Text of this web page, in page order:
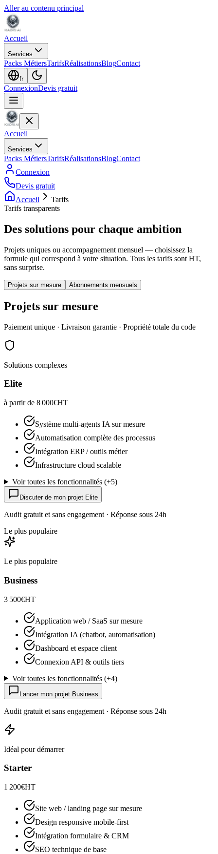
Aller au contenu principal
Accueil
Services
Packs MétiersTarifsRéalisationsBlogContact
fr
ConnexionDevis gratuit
Accueil
Services
Packs MétiersTarifsRéalisationsBlogContact
Connexion
Devis gratuit
Accueil
Tarifs
Tarifs transparents
Des solutions pour chaque ambition
Projets uniques ou accompagnement mensuel — choisissez la
formule qui correspond à votre situation. Tous les tarifs sont HT,
sans surprise.
Projets sur mesure Abonnements mensuels
Projets sur mesure
Paiement unique · Livraison garantie · Propriété totale du code
Solutions complexes
Elite
à partir de 8 000€HT
Système multi-agents IA sur mesure
Automatisation complète des processus
Intégration ERP / outils métier
Infrastructure cloud scalable
Voir toutes les fonctionnalités(+5)
Discuter de mon projet Elite
Audit gratuit et sans engagement · Réponse sous 24h
Le plus populaire
Le plus populaire
Business
3 500€HT
Application web / SaaS sur mesure
Intégration IA (chatbot, automatisation)
Dashboard et espace client
Connexion API & outils tiers
Voir toutes les fonctionnalités(+4)
Lancer mon projet Business
Audit gratuit et sans engagement · Réponse sous 24h
Idéal pour démarrer
Starter
1 200€HT
Site web / landing page sur mesure
Design responsive mobile-first
Intégration formulaire & CRM
SEO technique de base